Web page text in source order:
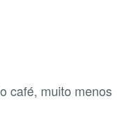
café, muito menos